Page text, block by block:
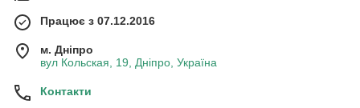
Працює з 07.12.2016
м. Дніпро
вул Кольская, 19, Дніпро, Україна
Контакти